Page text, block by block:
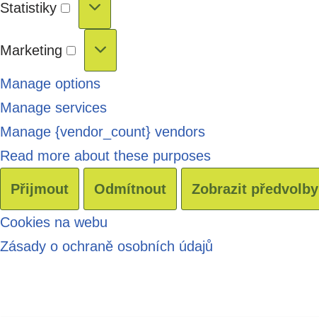
Statistiky
Marketing
Manage options
Manage services
Manage {vendor_count} vendors
Read more about these purposes
Přijmout Odmítnout Zobrazit předvolby
Cookies na webu
Zásady o ochraně osobních údajů